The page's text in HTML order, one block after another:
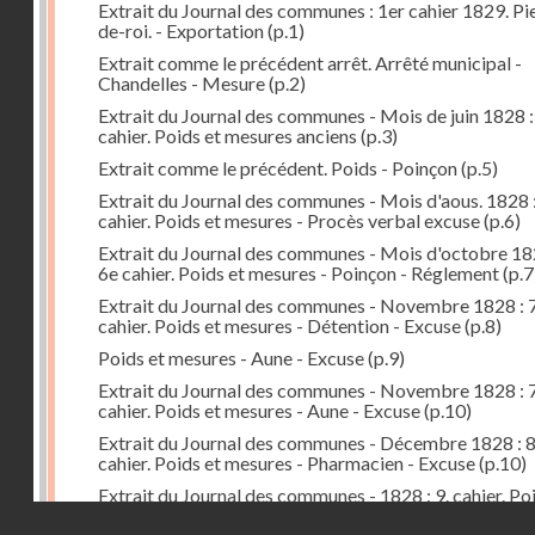
Extrait du Journal des communes : 1er cahier 1829.
de-roi. - Exportation(p.1)
Extrait comme le précédent arrêt. Arrêté municipal -
Chandelles - Mesure(p.2)
Extrait du Journal des communes - Mois de juin 1828
cahier. Poids et mesures anciens (p.3)
Extrait comme le précédent. Poids - Poinçon(p.5)
Extrait du Journal des communes - Mois d'aous. 1828
cahier. Poids et mesures - Procès verbal excuse(p.6)
Extrait du Journal des communes - Mois d'octobre
6e cahier. Poids et mesures - Poinçon - Réglement
Extrait du Journal des communes - Novembre 1828 :
cahier. Poids et mesures - Détention - Excuse(p.8)
Poids et mesures - Aune - Excuse(p.9)
Extrait du Journal des communes - Novembre 1828 :
cahier. Poids et mesures - Aune - Excuse(p.10)
Extrait du Journal des communes - Décembre 1828 :
cahier. Poids et mesures - Pharmacien - Excuse(p.10)
Extrait du Journal des communes - 1828 : 9. cahier.